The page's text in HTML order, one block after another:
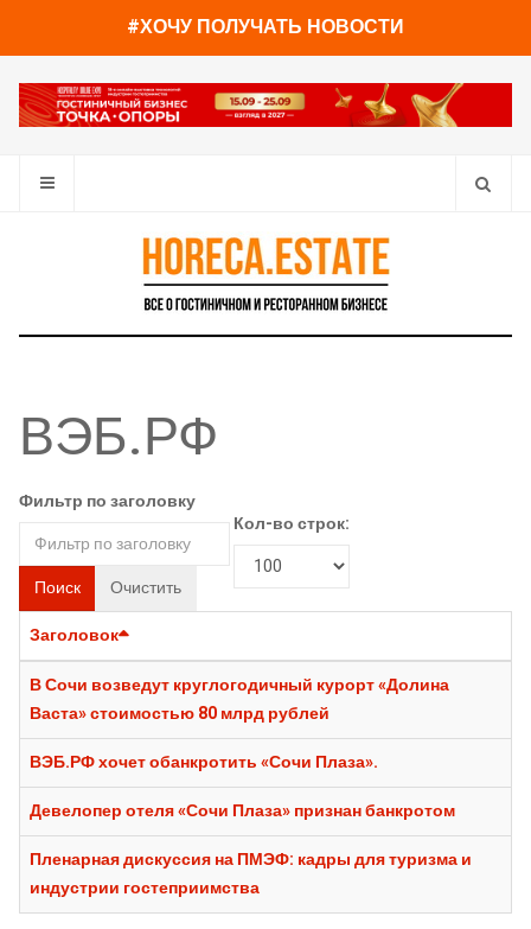
#ХОЧУ ПОЛУЧАТЬ НОВОСТИ
ВЭБ.РФ
Фильтр по заголовку
Поиск Очистить
Кол-во строк:
Заголовок
В Сочи возведут круглогодичный курорт «Долина
Васта» стоимостью 80 млрд рублей
ВЭБ.РФ хочет обанкротить «Сочи Плаза».
Девелопер отеля «Сочи Плаза» признан банкротом
Пленарная дискуссия на ПМЭФ: кадры для туризма и
индустрии гостеприимства